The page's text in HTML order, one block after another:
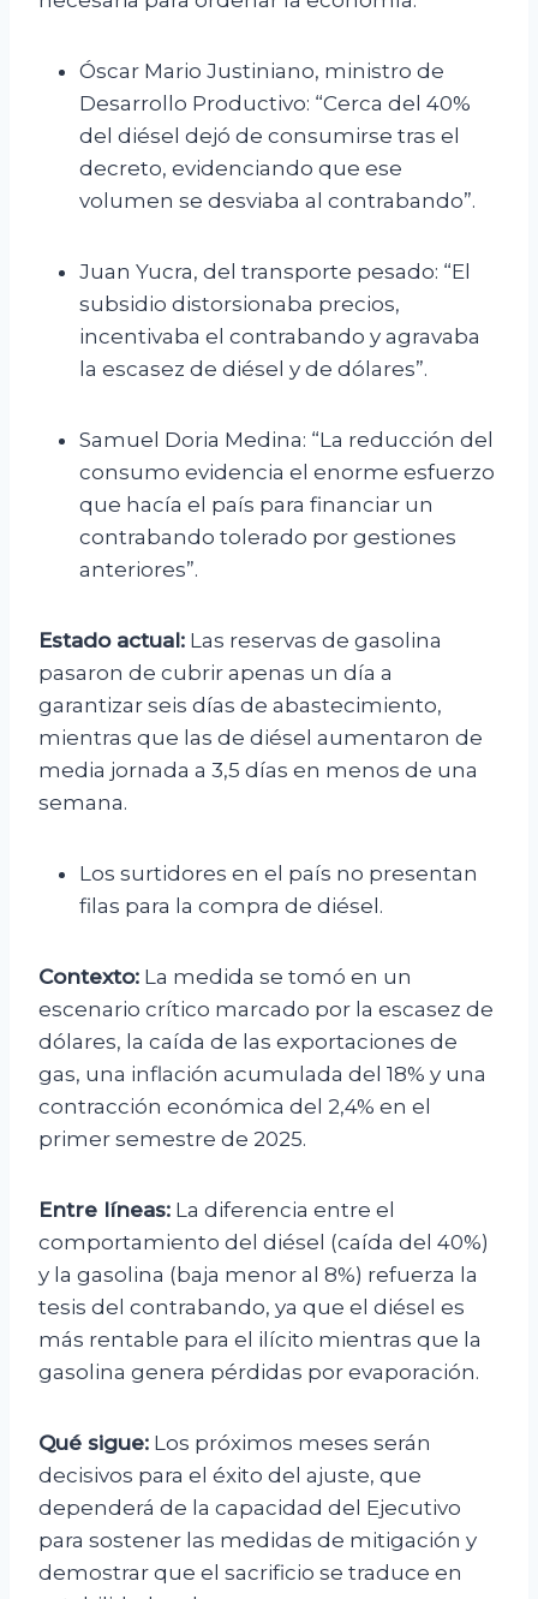
Óscar Mario Justiniano, ministro de
Desarrollo Productivo: “Cerca del 40%
del diésel dejó de consumirse tras el
decreto, evidenciando que ese
volumen se desviaba al contrabando”.
Juan Yucra, del transporte pesado: “El
subsidio distorsionaba precios,
incentivaba el contrabando y agravaba
la escasez de diésel y de dólares”.
Samuel Doria Medina: “La reducción del
consumo evidencia el enorme esfuerzo
que hacía el país para financiar un
contrabando tolerado por gestiones
anteriores”.
Estado actual: Las reservas de gasolina
pasaron de cubrir apenas un día a
garantizar seis días de abastecimiento,
mientras que las de diésel aumentaron de
media jornada a 3,5 días en menos de una
semana.
Los surtidores en el país no presentan
filas para la compra de diésel.
Contexto: La medida se tomó en un
escenario crítico marcado por la escasez de
dólares, la caída de las exportaciones de
gas, una inflación acumulada del 18% y una
contracción económica del 2,4% en el
primer semestre de 2025.
Entre líneas: La diferencia entre el
comportamiento del diésel (caída del 40%)
y la gasolina (baja menor al 8%) refuerza la
tesis del contrabando, ya que el diésel es
más rentable para el ilícito mientras que la
gasolina genera pérdidas por evaporación.
Qué sigue: Los próximos meses serán
decisivos para el éxito del ajuste, que
dependerá de la capacidad del Ejecutivo
para sostener las medidas de mitigación y
demostrar que el sacrificio se traduce en